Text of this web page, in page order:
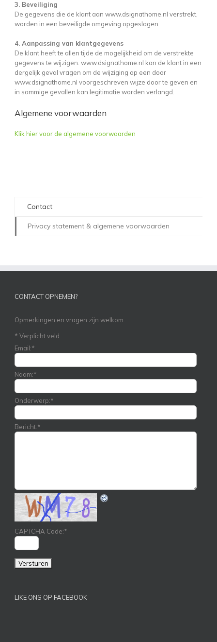
3. Beveiliging
De gegevens die de klant aan www.dsignathome.nl verstrekt,
worden in een beveiligde omgeving opgeslagen.
4. Aanpassing van klantgegevens
De klant heeft te allen tijde de mogelijkheid om de verstrekte
gegevens te wijzigen. www.dsignathome.nl kan de klant in een
dergelijk geval vragen om de wijziging op een door
www.dsignathome.nl voorgeschreven wijze door te geven en
in sommige gevallen kan legitimatie worden verlangd.
Algemene voorwaarden
Klik hier voor de algemene voorwaarden
Contact
Privacy statement & algemene voorwaarden
CONTACT OPNEMEN?
Opmerkingen en vragen zijn welkom.
* Verplicht veld
Email:*
Naam:*
Onderwerp:*
Bericht:*
CAPTCHA Code:*
LIKE ONS OP FACEBOOK